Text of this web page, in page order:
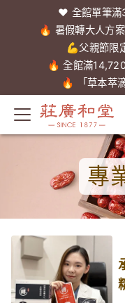
❤️ 全館單筆滿
🔥 暑假轉大人方
💪父親節限
🔥 全館滿
🔥 「草本萃
專